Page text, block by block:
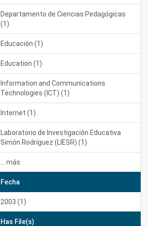
Departamento de Ciencias Pedagógicas
(1)
Educación (1)
Education (1)
Information and Communications
Technologies (ICT) (1)
Internet (1)
Laboratorio de Investigación Educativa
Simón Rodríguez (LIESR) (1)
... más
Fecha
2003 (1)
Has File(s)